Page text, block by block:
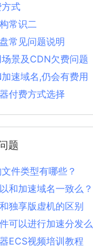
式
常识二
常见问题说明
景及CDN欠费问题
速域名,仍会有费用
付费方式选择
题
件类型有哪些？
和加速域名一致么？
独享版虚机的区别
可以进行加速分发么
ECS视频培训教程